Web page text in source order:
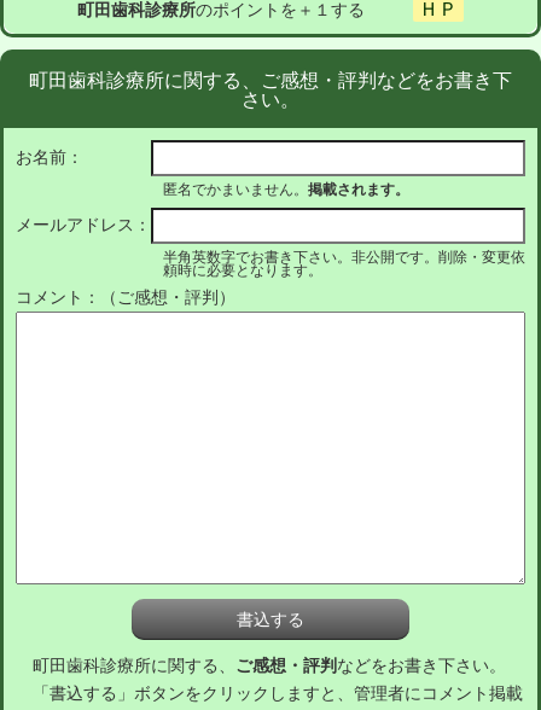
町田歯科診療所のポイントを＋１する
町田歯科診療所に関する、ご感想・評判などをお書き下
さい。
お名前：
匿名でかまいません。 掲載されます。
メールアドレス：
半角英数字でお書き下さい。非公開です。削除・変更依
頼時に必要となります。
コメント：（ご感想・評判）
町田歯科診療所に関する、 ご感想・評判 などをお書き下さい。
「書込する」ボタンをクリックしますと、管理者にコメント掲載